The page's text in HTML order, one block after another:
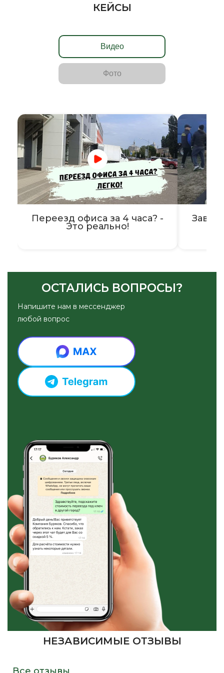
КЕЙСЫ
Видео
Фото
Переезд офиса за 4 часа? -
Это реально!
ОСТАЛИСЬ ВОПРОСЫ?
Напишите нам в мессенджер
любой вопрос
НЕЗАВИСИМЫЕ ОТЗЫВЫ
Все отзывы